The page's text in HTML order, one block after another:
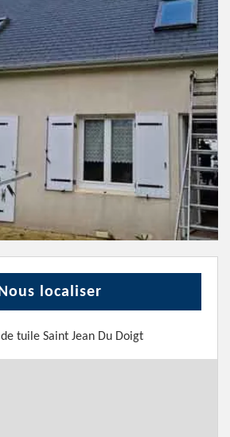
localiser
tuile Saint Jean Du Doigt